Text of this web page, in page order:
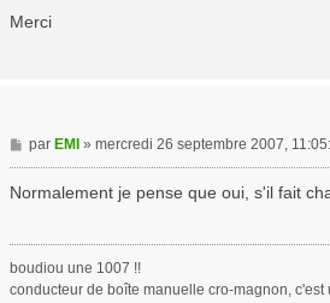
Merci
M
e
s
e
par EMI » mercredi 26 septembre 2007,
Normalement je pense que oui, s'il fait
boudiou une 1007 !!
conducteur de boîte manuelle cro-magnon, c'est